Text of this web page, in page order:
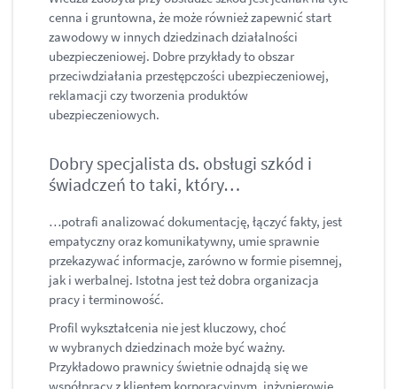
cenna i gruntowna, że może również zapewnić start
zawodowy w innych dziedzinach działalności
ubezpieczeniowej. Dobre przykłady to obszar
przeciwdziałania przestępczości ubezpieczeniowej,
reklamacji czy tworzenia produktów
ubezpieczeniowych.
Dobry specjalista ds. obsługi szkód i
świadczeń to taki, który…
…potrafi analizować dokumentację, łączyć fakty, jest
empatyczny oraz komunikatywny, umie sprawnie
przekazywać informacje, zarówno w formie pisemnej,
jak i werbalnej. Istotna jest też dobra organizacja
pracy i terminowość.
Profil wykształcenia nie jest kluczowy, choć
w wybranych dziedzinach może być ważny.
Przykładowo prawnicy świetnie odnajdą się we